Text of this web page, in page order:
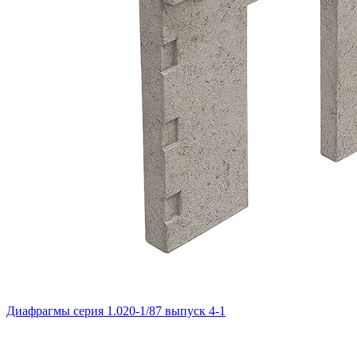
Диафрагмы серия 1.020-1/87 выпуск 4-1